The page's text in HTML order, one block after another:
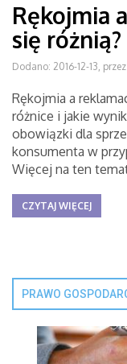
Rękojmia
się różnią?
Dodano: 2016-12-13, przez
Rękojmia a
różnice i jakie
obowiązki dla
konsumenta w
Więcej na ten
CZYTAJ WIĘCEJ
PRAWO